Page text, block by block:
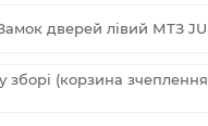
дверей лівий МТЗ
зборі (корзина